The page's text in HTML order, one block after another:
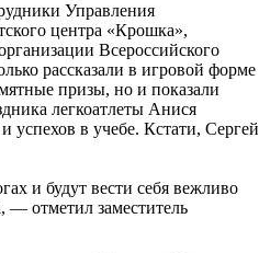
Управления
центра «Крошка»,
Всероссийского
рассказали в игровой форме
призы, но и показали
легкоатлеты Анися
в учебе. Кстати, Сергей
и будут вести себя вежливо
— отметил заместитель